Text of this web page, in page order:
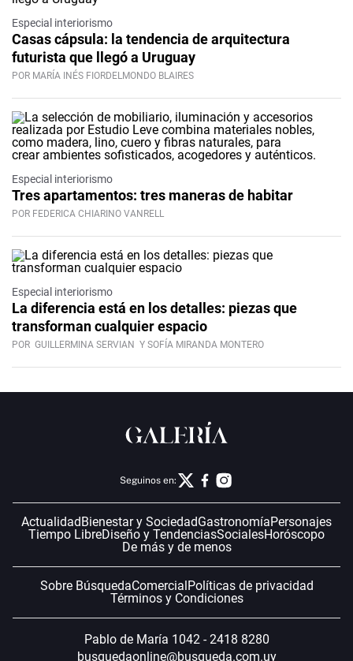
Especial interiorismo
Casas cápsula: la tendencia de arquitectura
futurista que llegó a Uruguay
POR MARÍA INÉS FIORDELMONDO BLAIRES
Especial interiorismo
Tres apartamentos: tres maneras de habitar
POR FEDERICA CHIARINO VANRELL
Especial interiorismo
La diferencia está en los detalles: piezas que
transforman cualquier espacio
POR GUILLERMINA SERVIAN Y SOFÍA MIRANDA MONTERO
Seguinos en:
Actualidad Bienestar y SociedadGastronomíaPersonajes
Tiempo LibreDiseño y TendenciasSocialesHoróscopo
De más y de menos
Sobre BúsquedaComercial Políticas de privacidad
Términos y Condiciones
Pablo de María 1042 - 2418 8280
busquedaonline@busqueda.com.uy